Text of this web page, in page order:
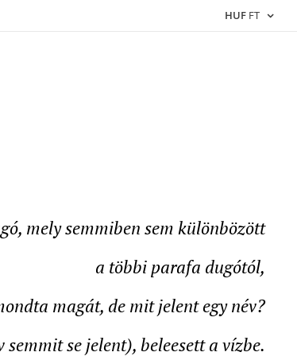
HUF FT
mely semmiben sem különbözött
a többi parafa dugótól,
magát, de mit jelent egy név?
semmit se jelent), beleesett a vízbe.